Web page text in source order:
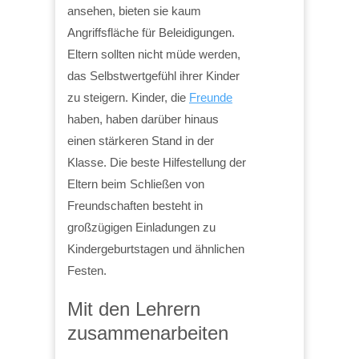
ansehen, bieten sie kaum
Angriffsfläche für Beleidigungen.
Eltern sollten nicht müde werden,
das Selbstwertgefühl ihrer Kinder
zu steigern. Kinder, die Freunde
haben, haben darüber hinaus
einen stärkeren Stand in der
Klasse. Die beste Hilfestellung der
Eltern beim Schließen von
Freundschaften besteht in
großzügigen Einladungen zu
Kindergeburtstagen und ähnlichen
Festen.
Mit den Lehrern
zusammenarbeiten